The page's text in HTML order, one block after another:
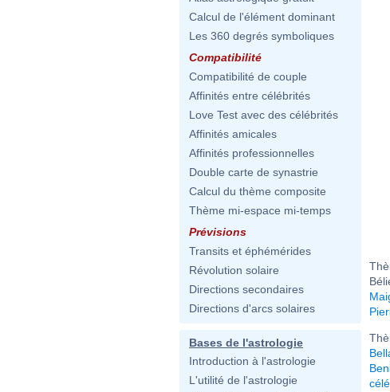
Calcul de l'élément dominant
Les 360 degrés symboliques
Compatibilité
Compatibilité de couple
Affinités entre célébrités
Love Test avec des célébrités
Affinités amicales
Affinités professionnelles
Double carte de synastrie
Calcul du thème composite
Thème mi-espace mi-temps
Prévisions
Transits et éphémérides
Révolution solaire
Directions secondaires
Directions d'arcs solaires
Bases de l'astrologie
Introduction à l'astrologie
L'utilité de l'astrologie